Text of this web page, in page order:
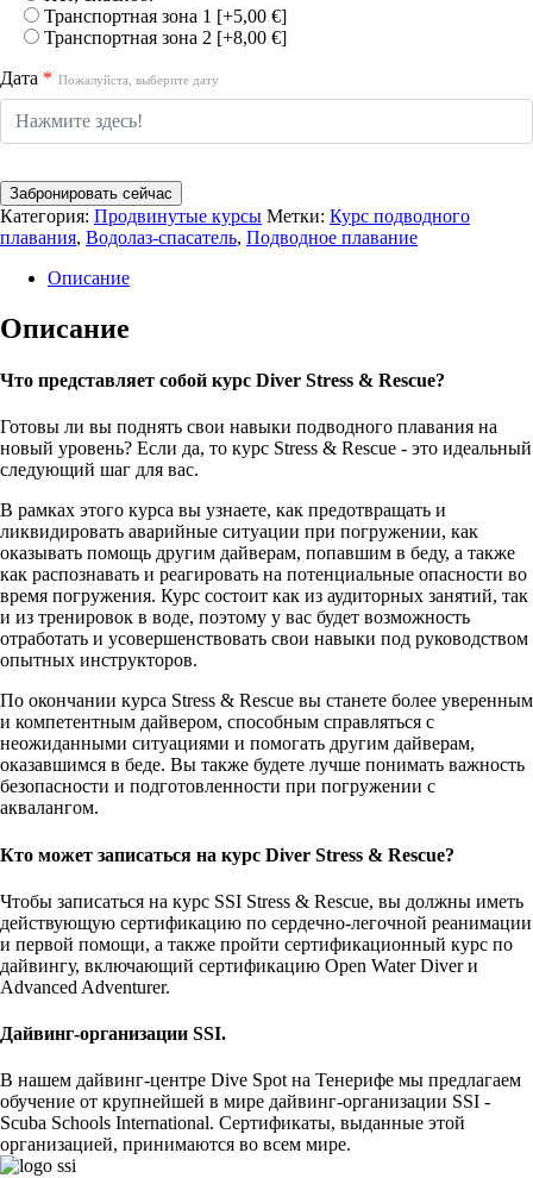
Транспортная зона 1 [+5,00 €]
Транспортная зона 2 [+8,00 €]
Дата * Пожалуйста, выберите дату
Забронировать сейчас
Категория: Продвинутые курсы Метки: Курс подводного
плавания, Водолаз-спасатель, Подводное плавание
Описание
Описание
Что представляет собой курс Diver Stress & Rescue?
Готовы ли вы поднять свои навыки подводного плавания на
новый уровень? Если да, то курс Stress & Rescue - это идеальный
следующий шаг для вас.
В рамках этого курса вы узнаете, как предотвращать и
ликвидировать аварийные ситуации при погружении, как
оказывать помощь другим дайверам, попавшим в беду, а также
как распознавать и реагировать на потенциальные опасности во
время погружения. Курс состоит как из аудиторных занятий, так
и из тренировок в воде, поэтому у вас будет возможность
отработать и усовершенствовать свои навыки под руководством
опытных инструкторов.
По окончании курса Stress & Rescue вы станете более уверенным
и компетентным дайвером, способным справляться с
неожиданными ситуациями и помогать другим дайверам,
оказавшимся в беде. Вы также будете лучше понимать важность
безопасности и подготовленности при погружении с
аквалангом.
Кто может записаться на курс Diver Stress & Rescue?
Чтобы записаться на курс SSI Stress & Rescue, вы должны иметь
действующую сертификацию по сердечно-легочной реанимации
и первой помощи, а также пройти сертификационный курс по
дайвингу, включающий сертификацию Open Water Diver и
Advanced Adventurer.
Дайвинг-организации SSI.
В нашем дайвинг-центре Dive Spot на Тенерифе мы предлагаем
обучение от крупнейшей в мире дайвинг-организации SSI -
Scuba Schools International. Сертификаты, выданные этой
организацией, принимаются во всем мире.